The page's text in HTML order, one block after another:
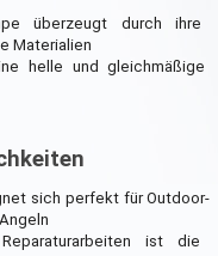
überzeugt durch ihre
Materialien
helle und gleichmäßige
sich perfekt für Outdoor-
ist die